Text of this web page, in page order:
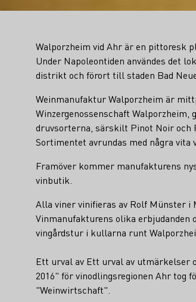
Walporzheim vid Ahr är en pittoresk
Under Napoleontiden användes det
distrikt och förort till staden Bad
Weinmanufaktur Walporzheim är
Winzergenossenschaft Walporzheim,
druvsorterna, särskilt Pinot Noir och
Sortimentet avrundas med några vita
Framöver kommer manufakturens
vinbutik.
Alla viner vinifieras av Rolf Münster i
Vinmanufakturens olika erbjudanden
vingårdstur i kullarna runt
Ett urval av Ett urval av utmärkelser
2016" för vinodlingsregionen Ahr
"Weinwirtschaft".